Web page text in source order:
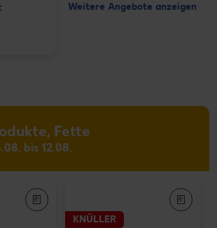
Weitere Angebote anzeigen
Fette
bis 12.08.
KNÜLLER